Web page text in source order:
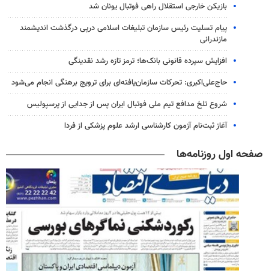
بازیکن خارجی استقلال راهی فوتبال یونان شد
پیام تسلیت رئیس سازمان تبلیغات اسلامی درپی درگذشت اندیشمند
مازندرانی
افزایش سپرده قانونی بانک‌ها؛ ترمز تازه رشد نقدینگی
حاج‌علی‌اکبری: تحرکات سازمان‌یافته‌ای برای ترویج برهنگی انجام می‌شود
شروع تلخ مدافع تیم ملی فوتبال ایران پس از جدایی از پرسپولیس
آغاز ثبت‌نام‌ آزمون کارشناسی ارشد علوم پزشکی از فردا
صفحه اول روزنامه‌ها